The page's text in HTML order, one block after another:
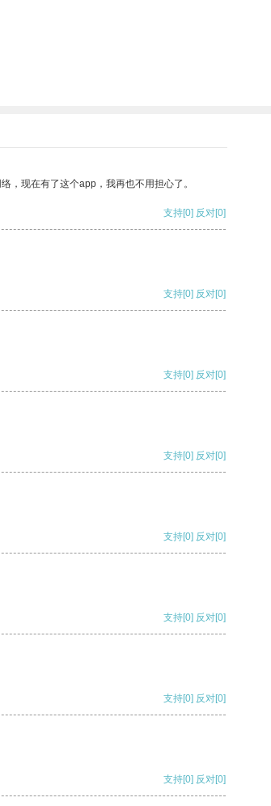
，现在有了这个app，我再也不用担心了。
支持[0] 反对[0]
支持[0] 反对[0]
支持[0] 反对[0]
支持[0] 反对[0]
支持[0] 反对[0]
支持[0] 反对[0]
支持[0] 反对[0]
支持[0] 反对[0]